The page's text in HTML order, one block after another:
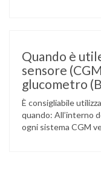
Quando è
sensore
glucometro
È consigliabile
quando: All’interno
ogni sistema CGM